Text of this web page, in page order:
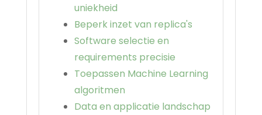
uniekheid
Beperk inzet van replica's
Software selectie en
requirements precisie
Toepassen Machine Learning
algoritmen
Data en applicatie landschap